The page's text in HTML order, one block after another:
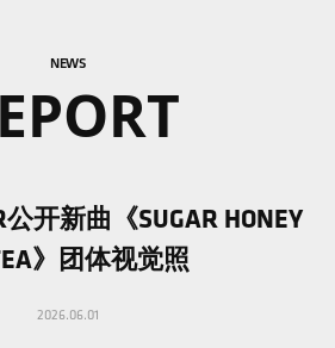
NEWS
公开新曲《SUGAR HONEY
》团体视觉照
2026.06.01